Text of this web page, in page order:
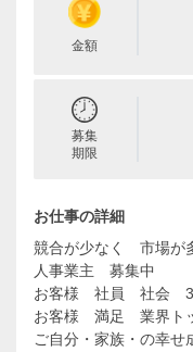
金額
募集
期限
お仕事の詳細
競合が少なく 市場
人事業主 募集中
お客様 社員 社会 3
お客様 満足 業界
ご自分・家族・の幸